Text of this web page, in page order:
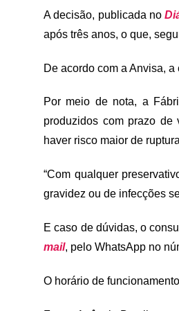
A decisão, publicada no
após três anos, o que,
De acordo com a Anvisa,
Por meio de nota, a
produzidos com prazo de
haver risco maior de
“Com qualquer
gravidez ou de infecções
E caso de dúvidas, o
mail, pelo WhatsApp no
O horário de